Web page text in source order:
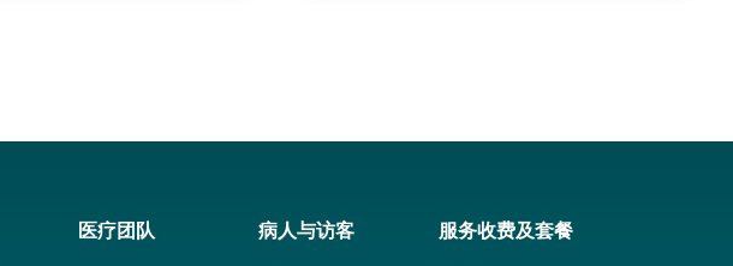
医疗团队 病人与访客 服务收费及套餐